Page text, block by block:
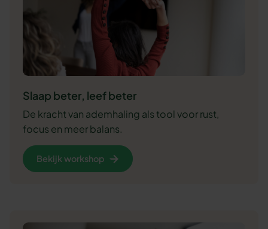
Slaap beter, leef beter
De kracht van ademhaling als tool voor rust,
focus en meer balans.
Bekijk workshop